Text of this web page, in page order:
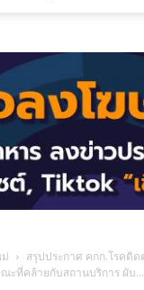
สรุปประกาศ คกก.โรคติด
ะที่คล้ายกับสถานบริการ ผับ...